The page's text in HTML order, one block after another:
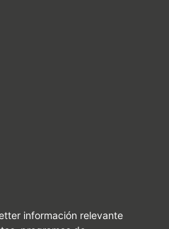
información relevante